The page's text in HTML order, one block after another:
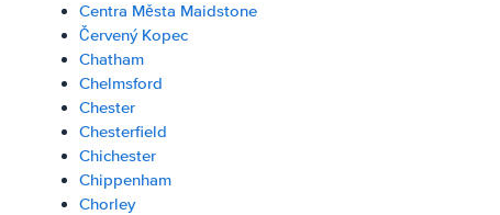
Centra Města Maidstone
Červený Kopec
Chatham
Chelmsford
Chester
Chesterfield
Chichester
Chippenham
Chorley